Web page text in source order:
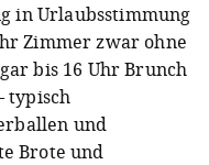
in Urlaubsstimmung
Zimmer zwar ohne
bis 16 Uhr Brunch
typisch
und
Brote und